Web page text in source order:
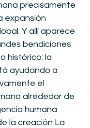
precisamente
expansión
Y allí aparece
bendiciones
histórico: la
ayudando a
el
alrededor de
humana
la creación La